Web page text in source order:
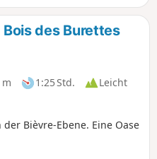
des Burettes
1:25 Std.
Leicht
Bièvre-Ebene. Eine Oase